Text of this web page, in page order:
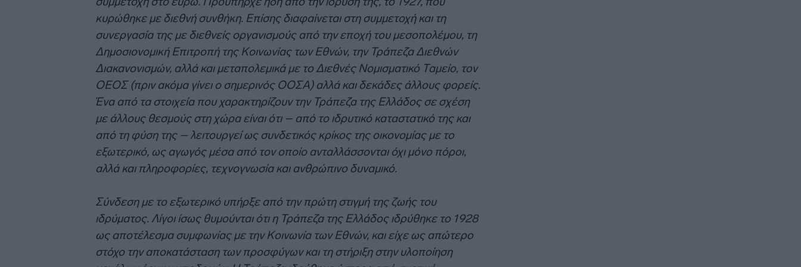
κυρώθηκε με διεθνή συνθήκη. Επίσης διαφαίνεται στη συμμετοχή και τη
συνεργασία της με διεθνείς οργανισμούς από την εποχή του μεσοπολέμου, τη
Δημοσιονομική Επιτροπή της Κοινωνίας των Εθνών, την Τράπεζα Διεθνών
Διακανονισμών, αλλά και μεταπολεμικά με το Διεθνές Νομισματικό Ταμείο, τον
ΟΕΟΣ (πριν ακόμα γίνει o σημερινός ΟΟΣΑ) αλλά και δεκάδες άλλους φορείς.
Ένα από τα στοιχεία που χαρακτηρίζουν την Τράπεζα της Ελλάδος σε σχέση
με άλλους θεσμούς στη χώρα είναι ότι – από το ιδρυτικό καταστατικό της και
από τη φύση της – λειτουργεί ως συνδετικός κρίκος της οικονομίας με το
εξωτερικό, ως αγωγός μέσα από τον οποίο ανταλλάσσονται όχι μόνο πόροι,
αλλά και πληροφορίες, τεχνογνωσία και ανθρώπινο δυναμικό.
Σύνδεση με το εξωτερικό υπήρξε από την πρώτη στιγμή της ζωής του
ιδρύματος. Λίγοι ίσως θυμούνται ότι η Τράπεζα της Ελλάδος ιδρύθηκε το 1928
ως αποτέλεσμα συμφωνίας με την Κοινωνία των Εθνών, και είχε ως απώτερο
στόχο την αποκατάσταση των προσφύγων και τη στήριξη στην υλοποίηση